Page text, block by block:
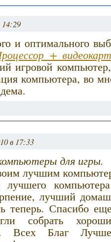
14:29
и оптимального
+
игровой
компьютера, во
в 17:33
для игры.
лучшим
лучший
теперь. Спасибо
собрать
Всех Благ